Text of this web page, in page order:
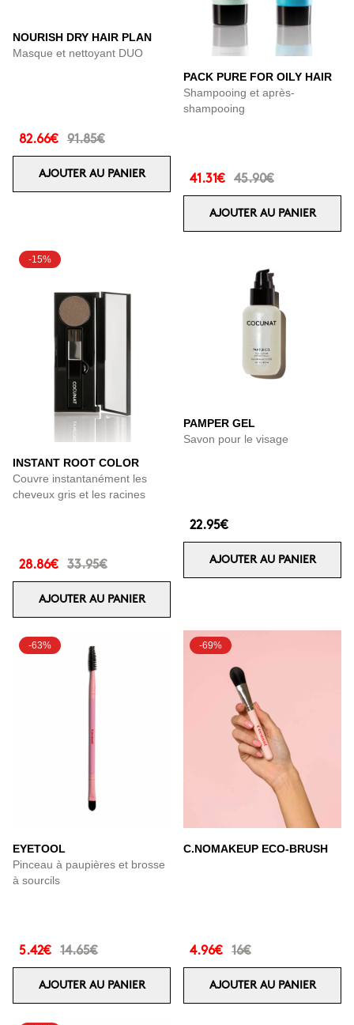
NOURISH DRY HAIR PLAN
Masque et nettoyant DUO
82.66€ 91.85€
AJOUTER AU PANIER
PACK PURE FOR OILY HAIR
Shampooing et après-
shampooing
41.31€ 45.90€
AJOUTER AU PANIER
-15%
INSTANT ROOT COLOR
Couvre instantanément les
cheveux gris et les racines
28.86€ 33.95€
AJOUTER AU PANIER
PAMPER GEL
Savon pour le visage
22.95€
AJOUTER AU PANIER
-63%
EYETOOL
Pinceau à paupières et brosse
à sourcils
5.42€ 14.65€
AJOUTER AU PANIER
-69%
C.NOMAKEUP ECO-BRUSH
4.96€ 16€
AJOUTER AU PANIER